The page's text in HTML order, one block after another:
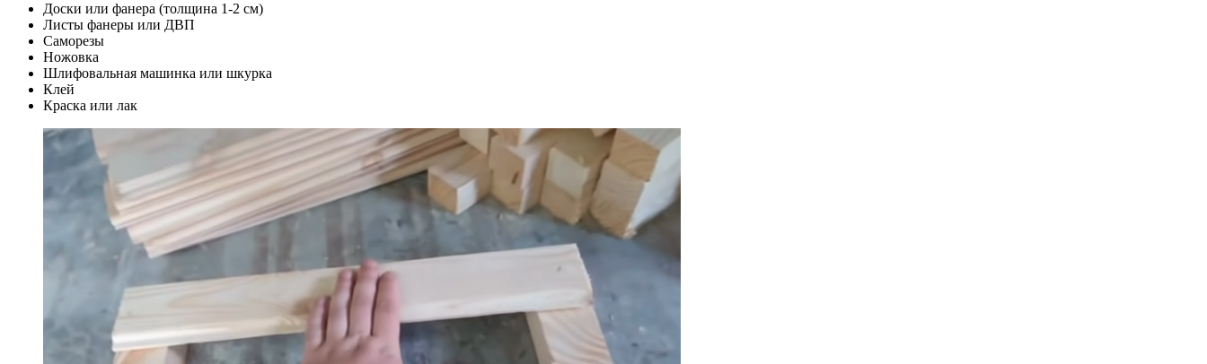
Доски или фанера (толщина 1-2 см)
Листы фанеры или ДВП
Саморезы
Ножовка
Шлифовальная машинка или шкурка
Клей
Краска или лак